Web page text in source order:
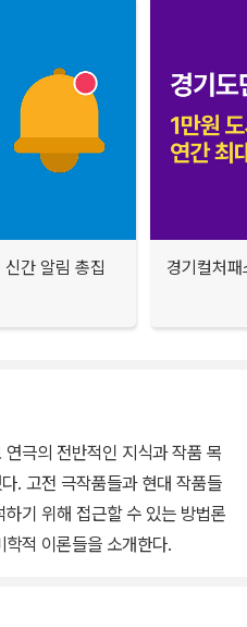
간 알림 총집
경기컬처
극의 전반적인 지식과 작품 목
. 고전 극작품들과 현대 작품들
기 위해 접근할 수 있는 방법론
적 이론들을 소개한다.